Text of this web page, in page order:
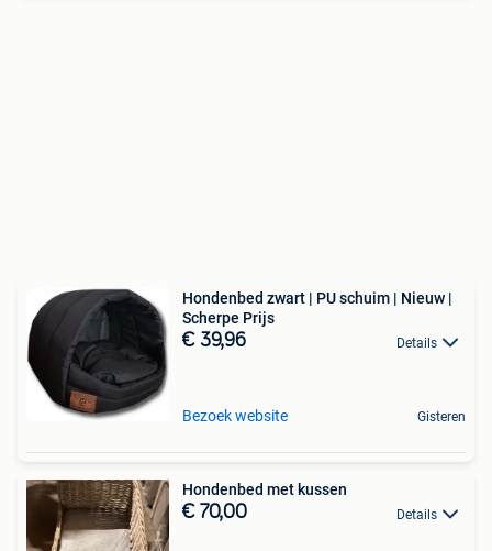
Hondenbed zwart | PU schuim | Nieuw |
Scherpe Prijs
€ 39,96 Details
Bezoek website Gisteren
Hondenbed met kussen
€ 70,00 Details